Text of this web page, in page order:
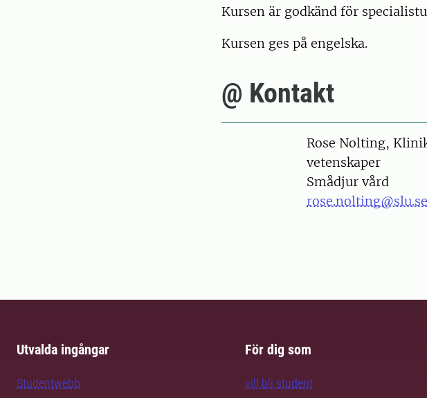
Kursen är godkänd för
Kursen ges på engelska.
@ Kontakt
PersonRose Nolting,
vetenskaper
Smådjur vård
rose.nolting@slu.se
Utvalda ingångar
Studentwebb
För dig som
vill bli student